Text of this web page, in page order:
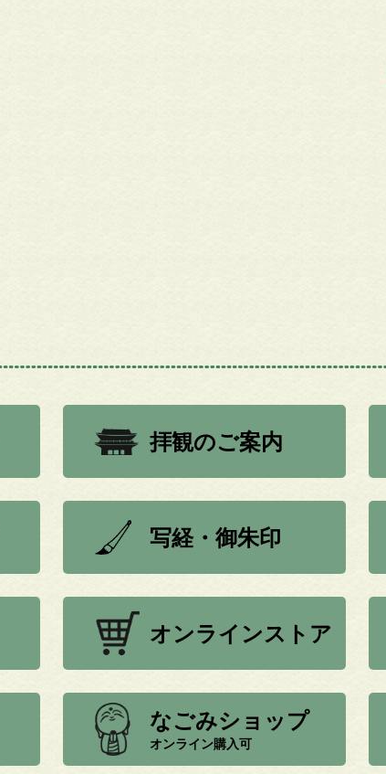
拝観のご案内
写経・御朱印
オンラインストア
なごみショップ
オンライン購入可